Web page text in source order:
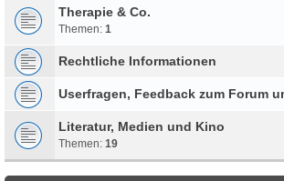
Therapie & Co.
Themen: 1
Rechtliche Informationen
Userfragen, Feedback zum Forum
Literatur, Medien und Kino
Themen: 19